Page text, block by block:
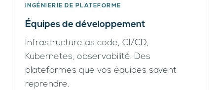
INGÉNIERIE DE PLATEFORME
Équipes de développement
Infrastructure as code, CI/CD,
Kubernetes, observabilité. Des
plateformes que vos équipes savent
reprendre.